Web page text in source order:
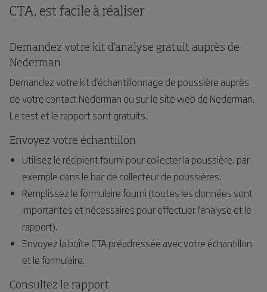
CTA, est facile à réaliser
Demandez votre kit d'analyse gratuit auprès de
Nederman
Demandez votre kit d'échantillonnage de poussière auprès
de votre contact Nederman ou sur le site web de Nederman.
Le test et le rapport sont gratuits.
Envoyez votre échantillon
Utilisez le récipient fourni pour collecter la poussière, par
exemple dans le bac de collecteur de poussières.
Remplissez le formulaire fourni (toutes les données sont
importantes et nécessaires pour effectuer l'analyse et le
rapport).
Envoyez la boîte CTA préadressée avec votre échantillon
et le formulaire.
Consultez le rapport